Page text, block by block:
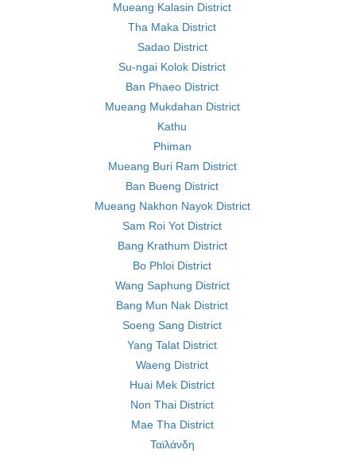
Mueang Kalasin District
Tha Maka District
Sadao District
Su-ngai Kolok District
Ban Phaeo District
Mueang Mukdahan District
Kathu
Phiman
Mueang Buri Ram District
Ban Bueng District
Mueang Nakhon Nayok District
Sam Roi Yot District
Bang Krathum District
Bo Phloi District
Wang Saphung District
Bang Mun Nak District
Soeng Sang District
Yang Talat District
Waeng District
Huai Mek District
Non Thai District
Mae Tha District
Ταϊλάνδη